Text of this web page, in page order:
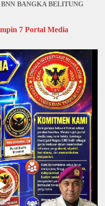
BANGKA BELITUNG
7 Portal Media